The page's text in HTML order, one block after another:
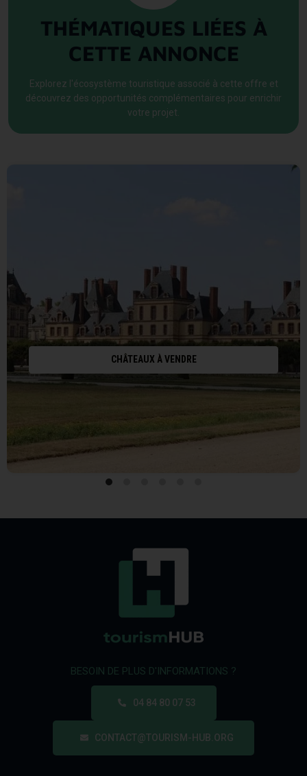
THÉMATIQUES LIÉES À
CETTE ANNONCE
Explorez l'écosystème touristique associé à cette offre et
découvrez des opportunités complémentaires pour enrichir
votre projet.
CHÂTEAUX À VENDRE
BESOIN DE PLUS D'INFORMATIONS ?
04 84 80 07 53
CONTACT@TOURISM-HUB.ORG